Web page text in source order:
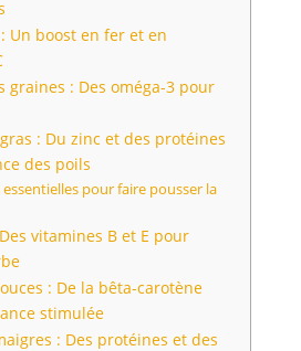
Un boost en fer et en
graines : Des oméga-3 pour
: Du zinc et des protéines
des poils
pour faire pousser la
vitamines B et E pour
: De la bêta-carotène
stimulée
: Des protéines et des